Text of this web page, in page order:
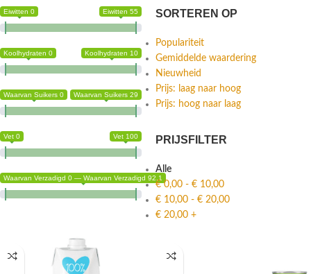
Eiwitten 0 Eiwitten 55
Koolhydraten 0 Koolhydraten 10
Waarvan Suikers 0 Waarvan Suikers 29
Vet 0 Vet 100
Waarvan Verzadigd 0 — Waarvan Verzadigd 92.1
SORTEREN OP
Populariteit
Gemiddelde waardering
Nieuwheid
Prijs: laag naar hoog
Prijs: hoog naar laag
PRIJSFILTER
Alle
€0,00 - € 10,00
€ 10,00 - € 20,00
€ 20,00 +